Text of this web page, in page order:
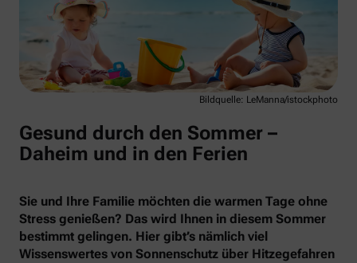
Bildquelle: LeManna/istockphoto
Gesund durch den Sommer –
Daheim und in den Ferien
Sie und Ihre Familie möchten die warmen Tage ohne
Stress genießen? Das wird Ihnen in diesem Sommer
bestimmt gelingen. Hier gibt’s nämlich viel
Wissenswertes von Sonnenschutz über Hitzegefahren